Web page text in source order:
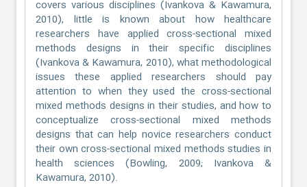
covers various disciplines (Ivankova & Kawamura,
2010), little is known about how healthcare
researchers have applied cross-sectional mixed
methods designs in their specific disciplines
(Ivankova & Kawamura, 2010), what methodological
issues these applied researchers should pay
attention to when they used the cross-sectional
mixed methods designs in their studies, and how to
conceptualize cross-sectional mixed methods
designs that can help novice researchers conduct
their own cross-sectional mixed methods studies in
health sciences (Bowling, 2009; Ivankova &
Kawamura, 2010).